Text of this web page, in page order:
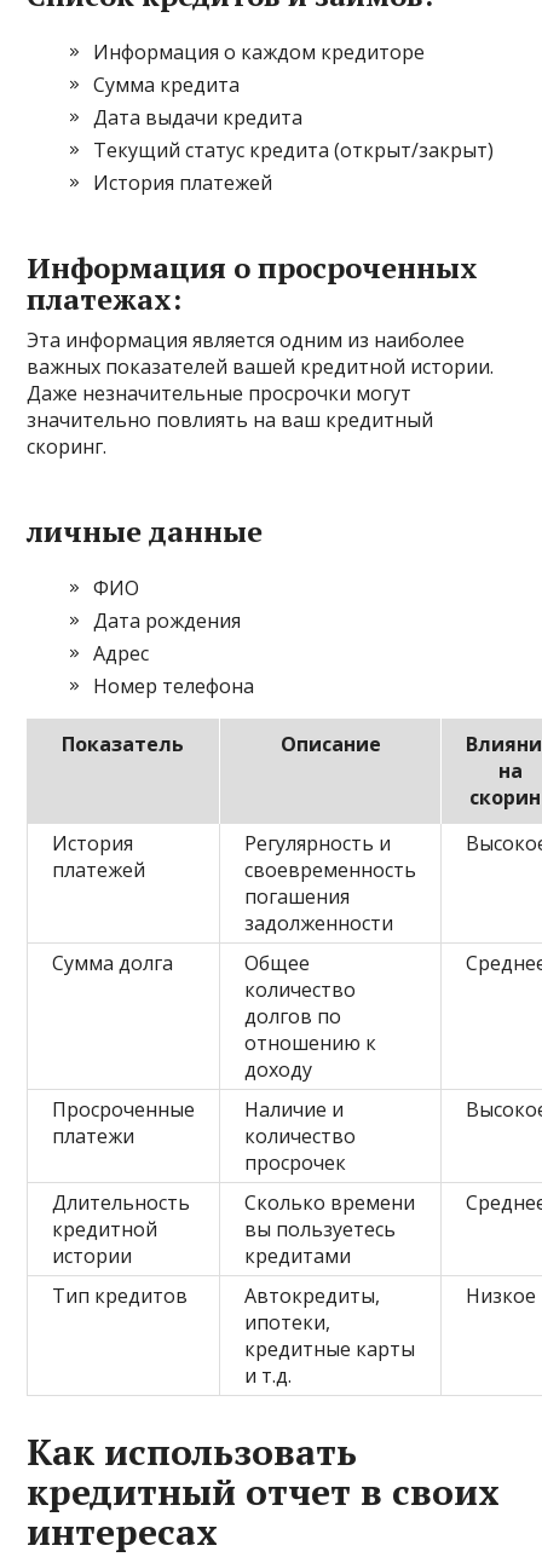
Информация о каждом кредиторе
Сумма кредита
Дата выдачи кредита
Текущий статус кредита (открыт/закрыт)
История платежей
Информация о просроченных
платежах:
Эта информация является одним из наиболее
важных показателей вашей кредитной истории.
Даже незначительные просрочки могут
значительно повлиять на ваш кредитный
скоринг.
личные данные
ФИО
Дата рождения
Адрес
Номер телефона
Показатель Описание
на
История
платежей
Регулярность и
своевременность
погашения
задолженности
Сумма долга
Общее
количество
долгов по
отношению к
доходу
Просроченные
платежи
Наличие и
количество
просрочек
Длительность
кредитной
истории
Сколько времени
вы пользуетесь
кредитами
Тип кредитов
Автокредиты,
ипотеки,
кредитные карты
и т.д.
Низкое
Как использовать
кредитный отчет в своих
интересах